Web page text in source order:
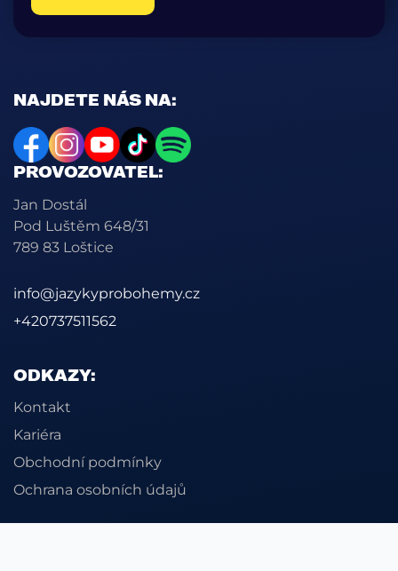
NAJDETE NÁS NA:
PROVOZOVATEL:
Jan Dostál
Pod Luštěm 648/31
789 83 Loštice
info@jazykyprobohemy.cz
+420737511562
ODKAZY:
Kontakt
Kariéra
Obchodní podmínky
Ochrana osobních údajů